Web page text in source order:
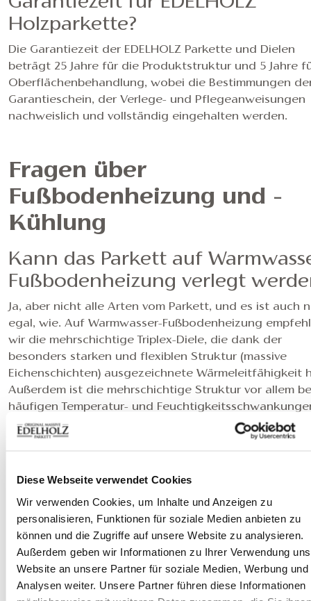
Diese Webseite verwendet Cookies
Wir verwenden Cookies, um Inhalte und Anzeigen zu
personalisieren, Funktionen für soziale Medien anbieten zu
können und die Zugriffe auf unsere Website zu analysieren.
Außerdem geben wir Informationen zu Ihrer Verwendung
Website an unsere Partner für soziale Medien, Werbung und
Analysen weiter. Unsere Partner führen diese Informationen
Holzparkette?
Die Garantiezeit der EDELHOLZ Parkette und Dielen
beträgt 25 Jahre für die Produktstruktur und 5 Jahre
Oberflächenbehandlung, wobei die Bestimmungen
Garantieschein, der Verlege- und Pflegeanweisungen
nachweislich und vollständig eingehalten werden.
Fragen über
Fußbodenheizung und -
Kühlung
Kann das Parkett auf
Fußbodenheizung verlegt
Ja, aber nicht alle Arten vom Parkett, und es ist auch
egal, wie. Auf Warmwasser-Fußbodenheizung
wir die mehrschichtige Triplex-Diele, die dank der
besonders starken und flexiblen Struktur (massive
Eichenschichten) ausgezeichnete Wärmeleitfähigkeit
Außerdem ist die mehrschichtige Struktur vor allem
häufigen Temperatur- und
vorteilhaft, die bei der Verwendung von
oft vorkommen. Über unsere auf Warmwasser-
Artikel mehr lesen
und wir empfehlen auch
Wo ist es nicht erlaubt Parkett
verlegen?
Parkett kann nicht auf solche Fußbodenheizung
werden, die auch Kühlungsfunktion hat! Außerdem